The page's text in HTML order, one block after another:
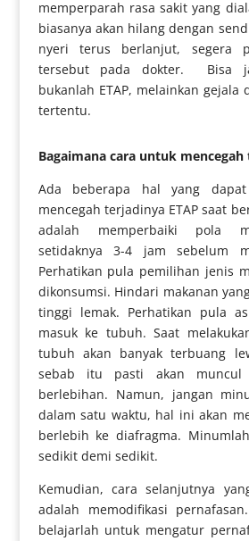
memperparah rasa sakit yang
biasanya akan hilang dengan
nyeri terus berlanjut, segera
tersebut pada dokter. Bisa
bukanlah ETAP, melainkan gejala
tertentu.
Bagaimana cara untuk mencegah
Ada beberapa hal yang
mencegah terjadinya ETAP saat
adalah memperbaiki pola
setidaknya 3-4 jam sebelum
Perhatikan pula pemilihan jenis
dikonsumsi. Hindari makanan
tinggi lemak. Perhatikan pula
masuk ke tubuh. Saat
tubuh akan banyak terbuang
sebab itu pasti akan
berlebihan. Namun, jangan
dalam satu waktu, hal ini akan
berlebih ke diafragma.
sedikit demi sedikit.
Kemudian, cara selanjutnya
adalah memodifikasi
belajarlah untuk mengatur